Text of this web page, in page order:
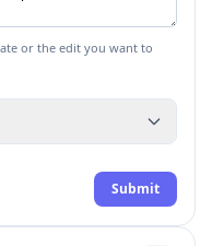
or the edit you want to
Submit